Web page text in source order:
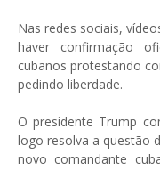
Nas redes sociais,
haver confirmação
cubanos protestando
pedindo liberdade.
O presidente Trump
logo resolva a questão
novo comandante